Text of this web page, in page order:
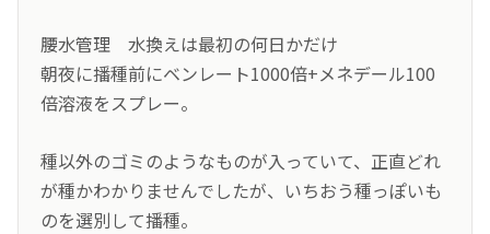
腰水管理 水換えは最初の何日かだけ
朝夜に播種前にベンレート1000倍+メネデール100
倍溶液をスプレー。
種以外のゴミのようなものが入っていて、正直どれ
が種かわかりませんでしたが、いちおう種っぽいも
のを選別して播種。